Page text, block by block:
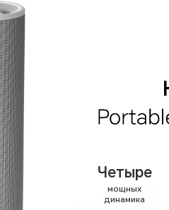
Четыре
мощных
динамика